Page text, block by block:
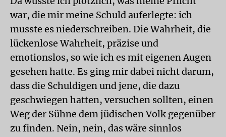
war, die mir meine Schuld auferlegte: ich
musste es niederschreiben. Die Wahrheit, die
lückenlose Wahrheit, präzise und
emotionslos, so wie ich es mit eigenen Augen
gesehen hatte. Es ging mir dabei nicht darum,
dass die Schuldigen und jene, die dazu
geschwiegen hatten, versuchen sollten, einen
Weg der Sühne dem jüdischen Volk gegenüber
zu finden. Nein, nein, das wäre sinnlos